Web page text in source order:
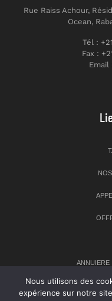
Rue Raiss Achour,
Ocean,
Tél :
Fax :
Email
ANNUIERE
Nous utilisons des
expérience sur notre